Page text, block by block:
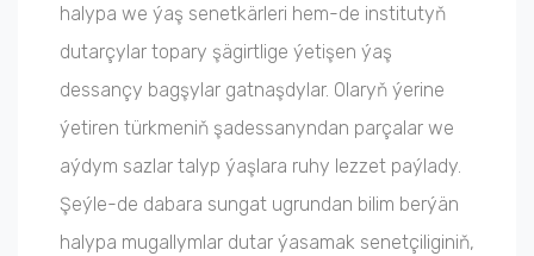
halypa we ýaş senetkärleri hem-de institutyň
dutarçylar topary şägirtlige ýetişen ýaş
dessançy bagşylar gatnaşdylar. Olaryň ýerine
ýetiren türkmeniň şadessanyndan parçalar we
aýdym sazlar talyp ýaşlara ruhy lezzet paýlady.
Şeýle-de dabara sungat ugrundan bilim berýän
halypa mugallymlar dutar ýasamak senetçiliginiň,